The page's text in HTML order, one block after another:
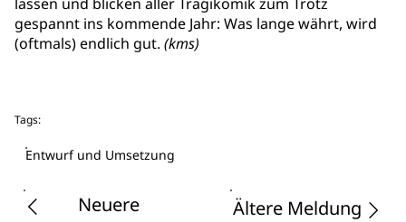
lassen und blicken aller Tragikomik zum Trotz
gespannt ins kommende Jahr: Was lange währt, wird
(oftmals) endlich gut. (kms)
Tags:
Entwurf und Umsetzung
Neuere
Ältere Meldung